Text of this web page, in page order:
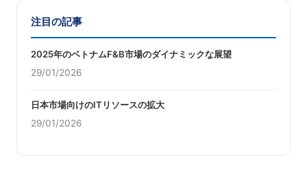
注目の記事
2025年のベトナムF&B市場のダイナミックな展望
29/01/2026
日本市場向けのITリソースの拡大
29/01/2026